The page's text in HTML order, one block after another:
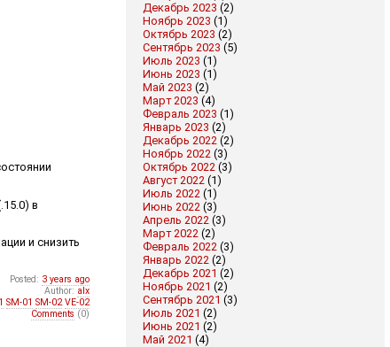
Декабрь 2023 (2)
Ноябрь 2023 (1)
Октябрь 2023 (2)
Сентябрь 2023 (5)
Июль 2023 (1)
Июнь 2023 (1)
Май 2023 (2)
Март 2023 (4)
Февраль 2023 (1)
Январь 2023 (2)
Декабрь 2022 (2)
Ноябрь 2022 (3)
Октябрь 2022 (3)
Август 2022 (1)
Июль 2022 (1)
Июнь 2022 (3)
Апрель 2022 (3)
Март 2022 (2)
Февраль 2022 (3)
Январь 2022 (2)
Декабрь 2021 (2)
Ноябрь 2021 (2)
Сентябрь 2021 (3)
Июль 2021 (2)
Июнь 2021 (2)
Май 2021 (4)
в
и снизить
Posted: 3 years ago
Author: alx
SM-01 SM-02 VE-02
Comments (0)